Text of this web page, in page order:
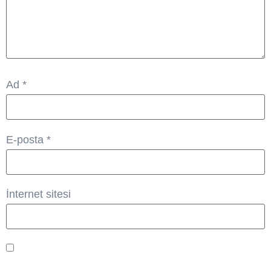
Ad *
E-posta *
İnternet sitesi